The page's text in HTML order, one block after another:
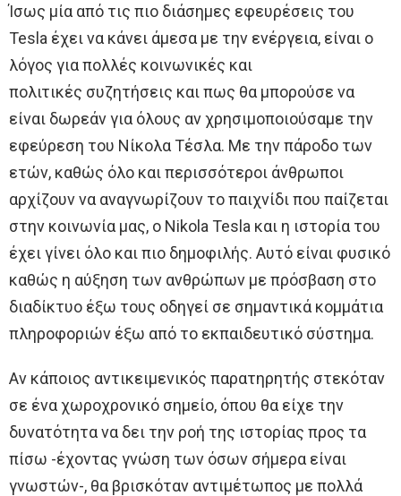
Ίσως μία από τις πιο διάσημες εφευρέσεις του
Tesla έχει να κάνει άμεσα με την ενέργεια, είναι ο
λόγος για πολλές κοινωνικές και
πολιτικές συζητήσεις και πως θα μπορούσε να
είναι δωρεάν για όλους αν χρησιμοποιούσαμε την
εφεύρεση του Νίκολα Τέσλα. Με την πάροδο των
ετών, καθώς όλο και περισσότεροι άνθρωποι
αρχίζουν να αναγνωρίζουν το παιχνίδι που παίζεται
στην κοινωνία μας, ο Nikola Tesla και η ιστορία του
έχει γίνει όλο και πιο δημοφιλής. Αυτό είναι φυσικό
καθώς η αύξηση των ανθρώπων με πρόσβαση στο
διαδίκτυο έξω τους οδηγεί σε σημαντικά κομμάτια
πληροφοριών έξω από το εκπαιδευτικό σύστημα.
Αν κάποιος αντικειμενικός παρατηρητής στεκόταν
σε ένα χωροχρονικό σημείο, όπου θα είχε την
δυνατότητα να δει την ροή της ιστορίας προς τα
πίσω -έχοντας γνώση των όσων σήμερα είναι
γνωστών-, θα βρισκόταν αντιμέτωπος με πολλά